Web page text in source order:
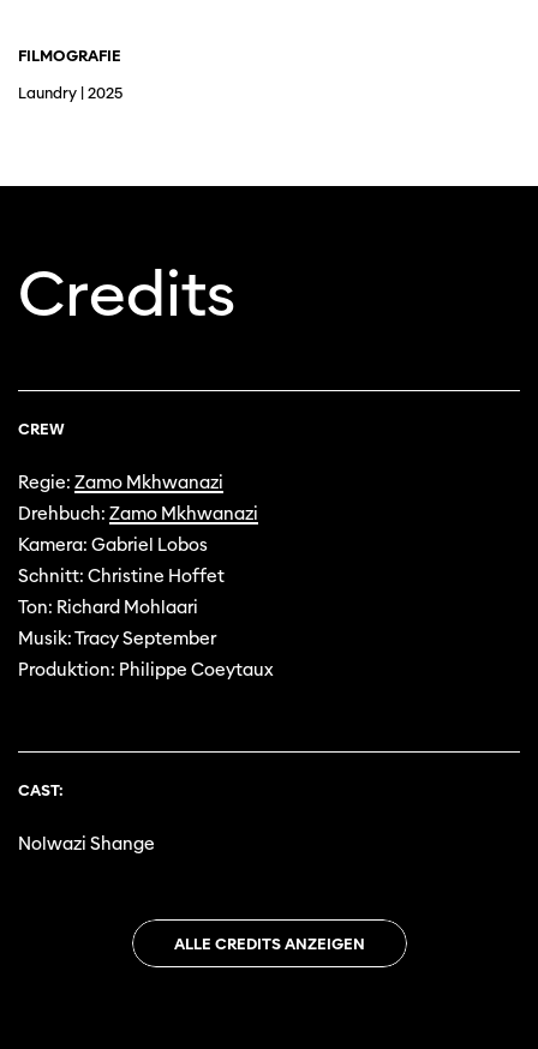
verwenden Sie einen anderen Browser.
FILMOGRAFIE
Laundry | 2025
Credits
CREW
Regie: Zamo Mkhwanazi
Drehbuch: Zamo Mkhwanazi
Kamera: Gabriel Lobos
Schnitt: Christine Hoffet
Ton: Richard Mohlaari
Musik: Tracy September
Produktion: Philippe Coeytaux
CAST:
Nolwazi Shange
ALLE CREDITS ANZEIGEN